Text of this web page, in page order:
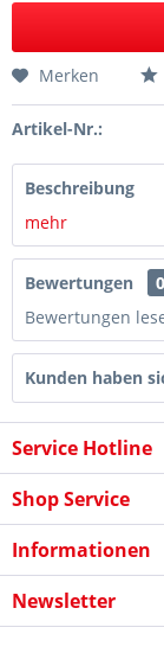
Merken
Artikel-Nr.:
Beschreibung
mehr
Bewertungen
0
Bewertungen
Kunden haben
Service Hotline
Shop Service
Informationen
Newsletter